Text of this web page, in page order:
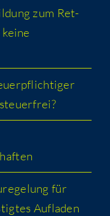
zum Ret­
für
Aufladen